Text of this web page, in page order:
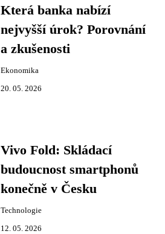
Která banka nabízí
nejvyšší úrok? Porovnání
a zkušenosti
Ekonomika
20. 05. 2026
Vivo Fold: Skládací
budoucnost smartphonů
konečně v Česku
Technologie
12. 05. 2026